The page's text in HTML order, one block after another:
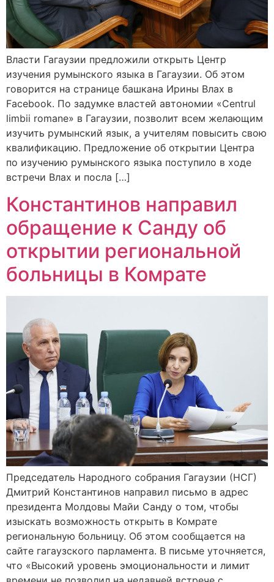
Власти Гагаузии предложили открыть Центр
изучения румынского языка в Гагаузии. Об этом
говорится на странице башкана Ирины Влах в
Facebook. По задумке властей автономии «Centrul
limbii romane» в Гагаузии, позволит всем желающим
изучить румынский язык, а учителям повысить свою
квалификацию. Предложение об открытии Центра
по изучению румынского языка поступило в ходе
встречи Влах и посла […]
Константинов направил
обращение к Санду об
открытии региональной
больницы в Комрате
Председатель Народного собрания Гагаузии (НСГ)
Дмитрий Константинов направил письмо в адрес
президента Молдовы Майи Санду о том, чтобы
изыскать возможность открыть в Комрате
региональную больницу. Об этом сообщается на
сайте гагаузского парламента. В письме уточняется,
что «Высокий уровень эмоциональности и лимит